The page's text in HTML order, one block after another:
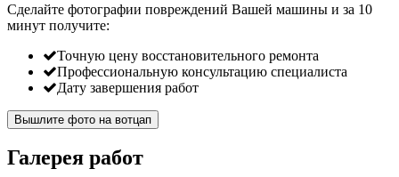
Сделайте фотографии повреждений Вашей машины и за 10
минут получите:
Точную цену восстановительного ремонта
Профессиональную консультацию специалиста
Дату завершения работ
Вышлите фото на вотцап
Галерея работ